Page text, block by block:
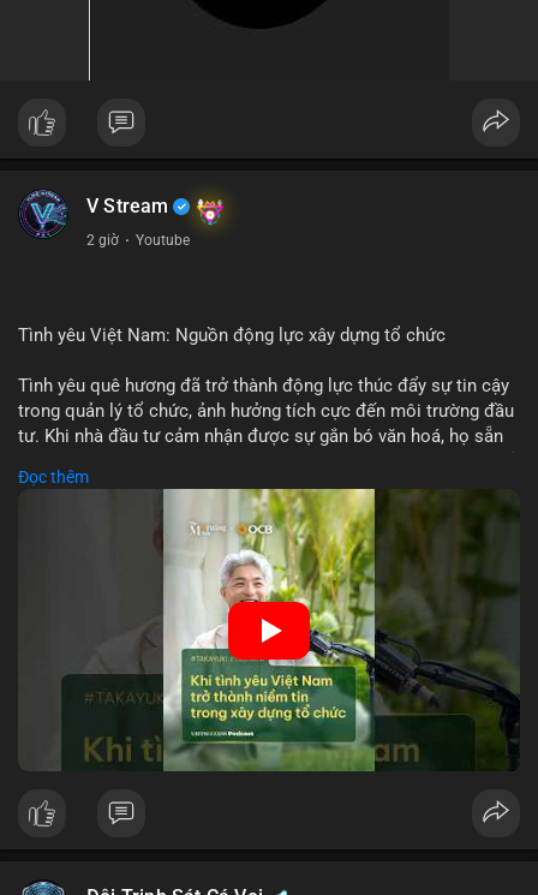
V Stream
2 giờ · Youtube
Tình yêu Việt Nam: Nguồn động lực xây dựng tổ chức
Tình yêu quê hương đã trở thành động lực thúc đẩy sự tin cậy
trong quản lý tổ chức, ảnh hưởng tích cực đến môi trường đầu
tư. Khi nhà đầu tư cảm nhận được sự gắn bó văn hoá, họ sẵn
các công ty blockchain và tiền mã hoá. Sự tăng cường niềm
tin này giúp giảm rủi ro thị trường, cải thiện chi phí vốn và thúc
đẩy sự phát triển bền vững của ngành công nghệ tài chính. Các
nhà quản lý cần khai thác tinh thần này để xây dựng chiến lược
phát triển bền vững và thu hút vốn đầu tư.
🎥 Xem video trực tiếp tại:
Nguồn: VIETSUCCESS
Đọc thêm